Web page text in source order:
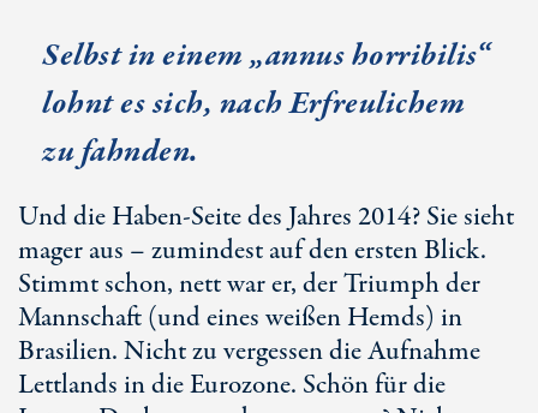
Selbst in einem „annus horribilis“
lohnt es sich, nach Erfreulichem
zu fahnden.
Und die Haben-Seite des Jahres 2014? Sie sieht
mager aus – zumindest auf den ersten Blick.
Stimmt schon, nett war er, der Triumph der
Mannschaft (und eines weißen Hemds) in
Brasilien. Nicht zu vergessen die Aufnahme
Lettlands in die Eurozone. Schön für die